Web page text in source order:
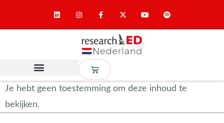
Je hebt geen toestemming om deze inhoud te
bekijken.